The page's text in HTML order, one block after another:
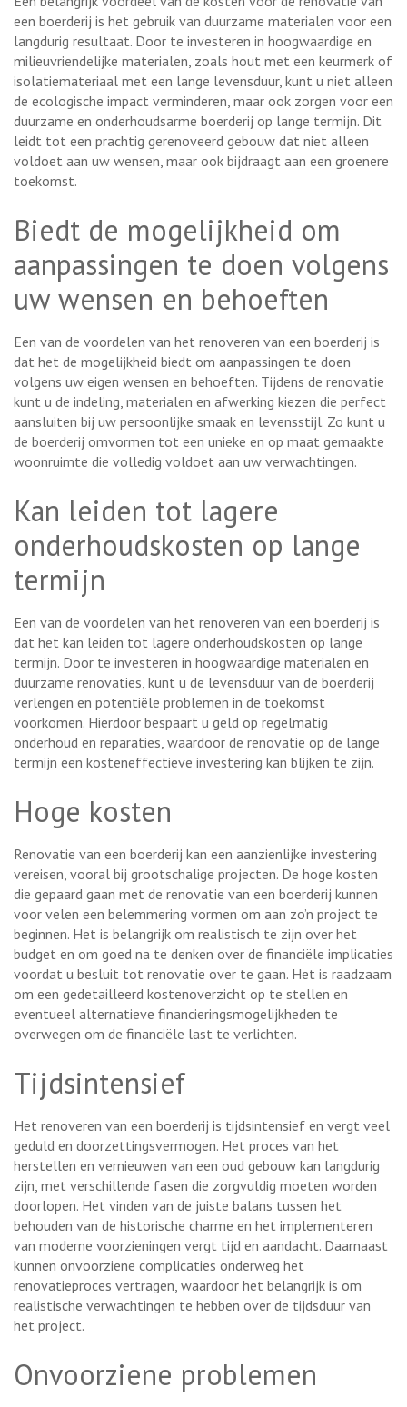
een boerderij is het gebruik van duurzame materialen voor een
langdurig resultaat. Door te investeren in hoogwaardige en
milieuvriendelijke materialen, zoals hout met een keurmerk of
isolatiemateriaal met een lange levensduur, kunt u niet alleen
de ecologische impact verminderen, maar ook zorgen voor een
duurzame en onderhoudsarme boerderij op lange termijn. Dit
leidt tot een prachtig gerenoveerd gebouw dat niet alleen
voldoet aan uw wensen, maar ook bijdraagt aan een groenere
toekomst.
Biedt de mogelijkheid om
aanpassingen te doen volgens
uw wensen en behoeften
Een van de voordelen van het renoveren van een boerderij is
dat het de mogelijkheid biedt om aanpassingen te doen
volgens uw eigen wensen en behoeften. Tijdens de renovatie
kunt u de indeling, materialen en afwerking kiezen die perfect
aansluiten bij uw persoonlijke smaak en levensstijl. Zo kunt u
de boerderij omvormen tot een unieke en op maat gemaakte
woonruimte die volledig voldoet aan uw verwachtingen.
Kan leiden tot lagere
onderhoudskosten op lange
termijn
Een van de voordelen van het renoveren van een boerderij is
dat het kan leiden tot lagere onderhoudskosten op lange
termijn. Door te investeren in hoogwaardige materialen en
duurzame renovaties, kunt u de levensduur van de boerderij
verlengen en potentiële problemen in de toekomst
voorkomen. Hierdoor bespaart u geld op regelmatig
onderhoud en reparaties, waardoor de renovatie op de lange
termijn een kosteneffectieve investering kan blijken te zijn.
Hoge kosten
Renovatie van een boerderij kan een aanzienlijke investering
vereisen, vooral bij grootschalige projecten. De hoge kosten
die gepaard gaan met de renovatie van een boerderij kunnen
voor velen een belemmering vormen om aan zo’n project te
beginnen. Het is belangrijk om realistisch te zijn over het
budget en om goed na te denken over de financiële implicaties
voordat u besluit tot renovatie over te gaan. Het is raadzaam
om een gedetailleerd kostenoverzicht op te stellen en
eventueel alternatieve financieringsmogelijkheden te
overwegen om de financiële last te verlichten.
Tijdsintensief
Het renoveren van een boerderij is tijdsintensief en vergt veel
geduld en doorzettingsvermogen. Het proces van het
herstellen en vernieuwen van een oud gebouw kan langdurig
zijn, met verschillende fasen die zorgvuldig moeten worden
doorlopen. Het vinden van de juiste balans tussen het
behouden van de historische charme en het implementeren
van moderne voorzieningen vergt tijd en aandacht. Daarnaast
kunnen onvoorziene complicaties onderweg het
renovatieproces vertragen, waardoor het belangrijk is om
realistische verwachtingen te hebben over de tijdsduur van
het project.
Onvoorziene problemen